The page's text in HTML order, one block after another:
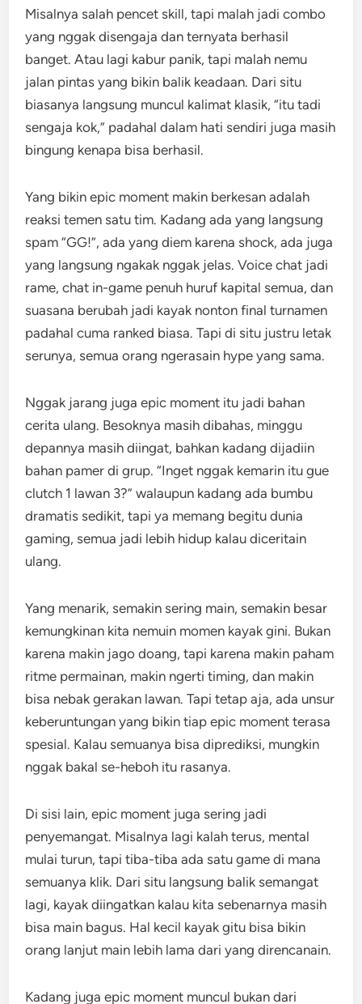
Misalnya salah pencet skill, tapi malah jadi combo
yang nggak disengaja dan ternyata berhasil
banget. Atau lagi kabur panik, tapi malah nemu
jalan pintas yang bikin balik keadaan. Dari situ
biasanya langsung muncul kalimat klasik, “itu tadi
sengaja kok,” padahal dalam hati sendiri juga masih
bingung kenapa bisa berhasil.
Yang bikin epic moment makin berkesan adalah
reaksi temen satu tim. Kadang ada yang langsung
spam “GG!”, ada yang diem karena shock, ada juga
yang langsung ngakak nggak jelas. Voice chat jadi
rame, chat in-game penuh huruf kapital semua, dan
suasana berubah jadi kayak nonton final turnamen
padahal cuma ranked biasa. Tapi di situ justru letak
serunya, semua orang ngerasain hype yang sama.
Nggak jarang juga epic moment itu jadi bahan
cerita ulang. Besoknya masih dibahas, minggu
depannya masih diingat, bahkan kadang dijadiin
bahan pamer di grup. “Inget nggak kemarin itu gue
clutch 1 lawan 3?” walaupun kadang ada bumbu
dramatis sedikit, tapi ya memang begitu dunia
gaming, semua jadi lebih hidup kalau diceritain
ulang.
Yang menarik, semakin sering main, semakin besar
kemungkinan kita nemuin momen kayak gini. Bukan
karena makin jago doang, tapi karena makin paham
ritme permainan, makin ngerti timing, dan makin
bisa nebak gerakan lawan. Tapi tetap aja, ada unsur
keberuntungan yang bikin tiap epic moment terasa
spesial. Kalau semuanya bisa diprediksi, mungkin
nggak bakal se-heboh itu rasanya.
Di sisi lain, epic moment juga sering jadi
penyemangat. Misalnya lagi kalah terus, mental
mulai turun, tapi tiba-tiba ada satu game di mana
semuanya klik. Dari situ langsung balik semangat
lagi, kayak diingatkan kalau kita sebenarnya masih
bisa main bagus. Hal kecil kayak gitu bisa bikin
orang lanjut main lebih lama dari yang direncanain.
Kadang juga epic moment muncul bukan dari